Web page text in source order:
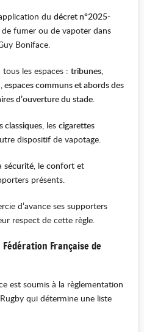
du décret n°2025-
fumer ou de vapoter dans
Boniface.
les espaces : tribunes,
communs et abords des
d’ouverture du stade.
classiques, les cigarettes
dispositif de vapotage.
sécurité, le confort et
présents.
d’avance ses supporters
respect de cette règle.
Française de
est soumis à la règlementation
qui détermine une liste